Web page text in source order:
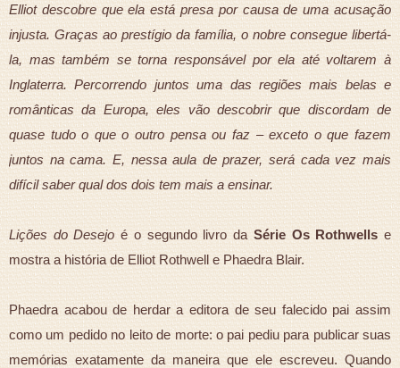
Elliot descobre que ela está presa por causa de uma acusação
injusta. Graças ao prestígio da família, o nobre consegue libertá-
la, mas também se torna responsável por ela até voltarem à
Inglaterra. Percorrendo juntos uma das regiões mais belas e
românticas da Europa, eles vão descobrir que discordam de
quase tudo o que o outro pensa ou faz – exceto o que fazem
juntos na cama. E, nessa aula de prazer, será cada vez mais
difícil saber qual dos dois tem mais a ensinar.
Lições do Desejoé o segundo livro daSérie Os Rothwellse
mostra a história de Elliot Rothwell e Phaedra Blair.
Phaedra acabou de herdar a editora de seu falecido pai assim
como um pedido no leito de morte: o pai pediu para publicar suas
memórias exatamente da maneira que ele escreveu. Quando